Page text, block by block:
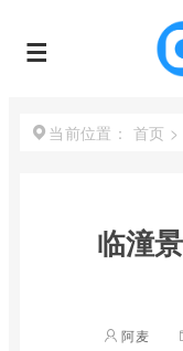
当前位置： 首页 >
临潼
阿麦